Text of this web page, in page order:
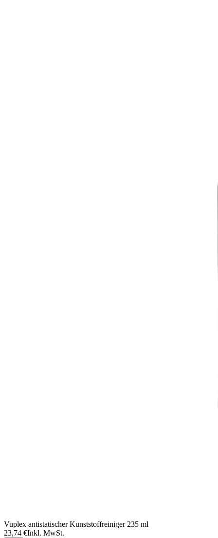
Vuplex antistatischer Kunststoffreiniger 235 ml
23,74 €Inkl. MwSt.